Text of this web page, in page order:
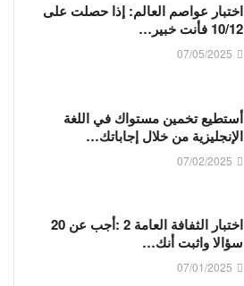
اختبار عواصم العالم: إذا حصلت على
10/12 فأنت خبير…
07/05/2025
أستطيع تخمين مستواك في اللغة
الإنجليزية من خلال إجاباتك…
07/02/2025
اختبار الثفافة العامة 2 :أجب عن 20
سؤالا واثبت أنك…
07/01/2025